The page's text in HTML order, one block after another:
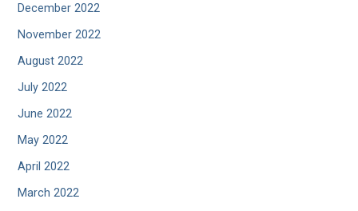
December 2022
November 2022
August 2022
July 2022
June 2022
May 2022
April 2022
March 2022